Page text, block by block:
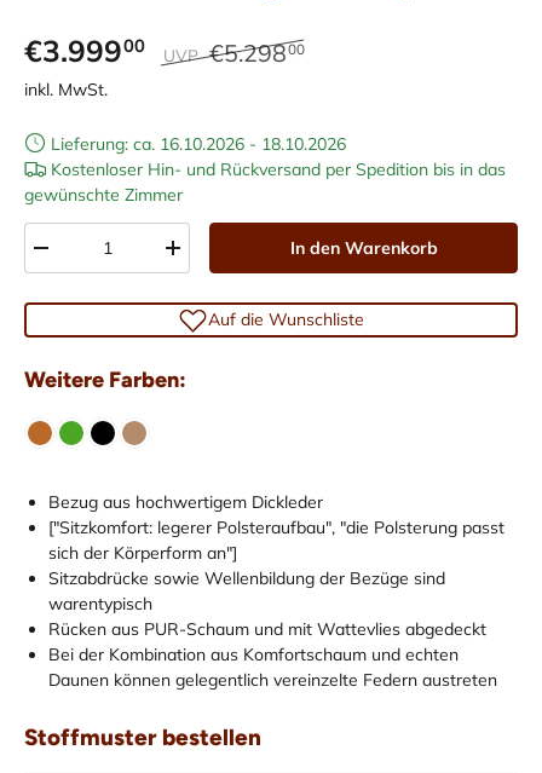
€3.99900 UVP €5.29800
inkl. MwSt.
Lieferung: ca. 16.10.2026 - 18.10.2026
Kostenloser Hin- und Rückversand per Spedition bis in das
gewünschte Zimmer
-
+ In den Warenkorb
Auf die Wunschliste
Weitere Farben:
Bezug aus hochwertigem Dickleder
["Sitzkomfort: legerer Polsteraufbau", "die Polsterung passt
sich der Körperform an"]
Sitzabdrücke sowie Wellenbildung der Bezüge sind
warentypisch
Rücken aus PUR-Schaum und mit Wattevlies abgedeckt
Bei der Kombination aus Komfortschaum und echten
Daunen können gelegentlich vereinzelte Federn austreten
Stoffmuster bestellen